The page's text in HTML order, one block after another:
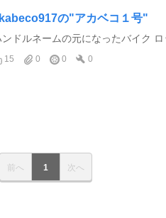
の"アカベコ１号"
ンドルネームの元になったバイク ロ
15 0 0 0
前へ 1 次へ